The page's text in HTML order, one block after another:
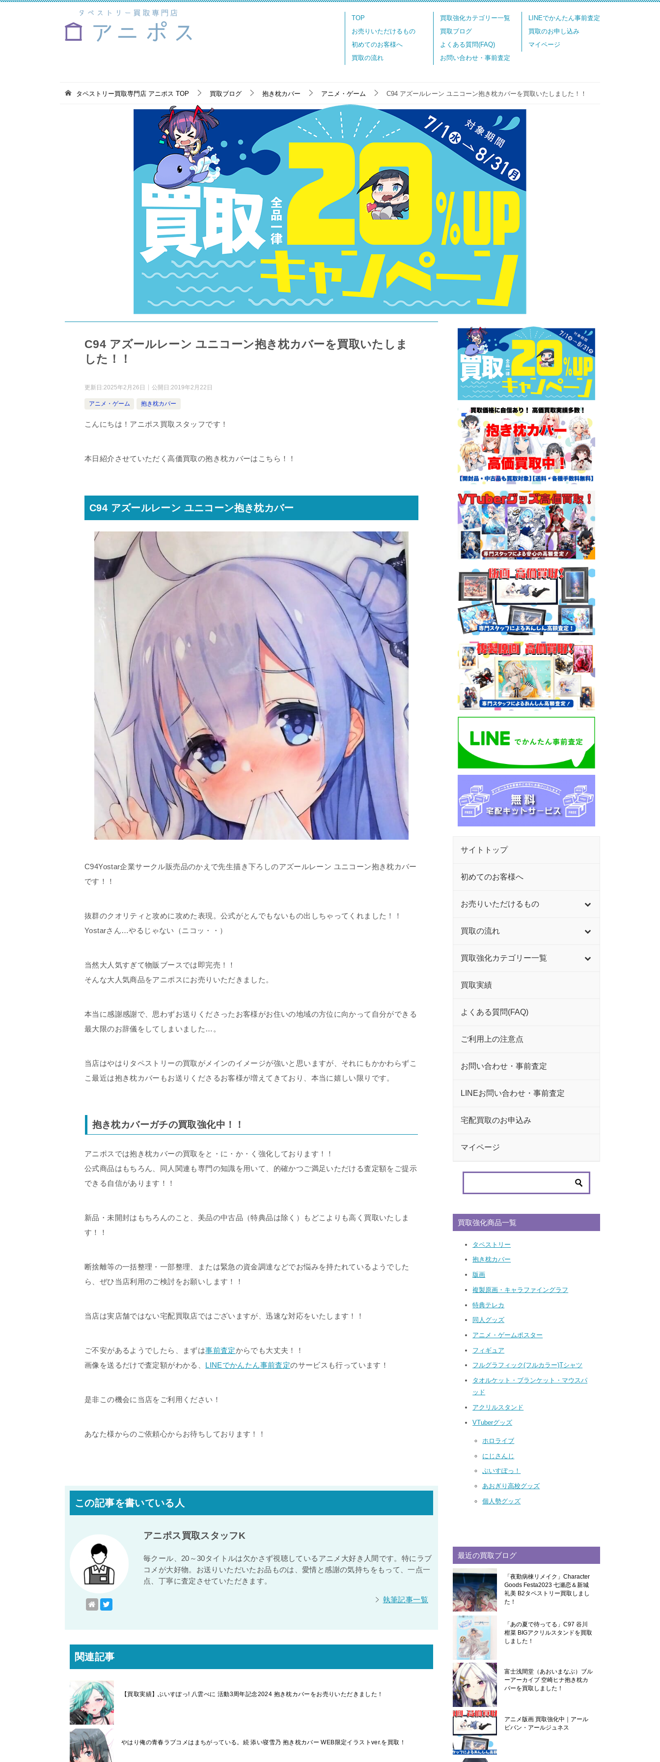
TOP
お売りいただけるもの
初めてのお客様へ
買取の流れ
買取強化カテゴリー一覧
買取ブログ
よくある質問(FAQ)
お問い合わせ・事前査定
LINEでかんたん事前査定
買取のお申し込み
マイページ
タペストリー買取専門店 アニポス TOP 買取ブログ 抱き枕カバー アニメ・ゲーム C94 アズールレーン ユニコーン抱き枕カバーを買取いたしました！！
C94 アズールレーン ユニコーン抱き枕カバーを買取いたしま
した！！
更新日:2025年2月26日 公開日:2019年2月22日
アニメ・ゲーム 抱き枕カバー
こんにちは！アニポス買取スタッフです！
本日紹介させていただく高価買取の抱き枕カバーはこちら！！
C94 アズールレーン ユニコーン抱き枕カバー
C94Yostar企業サークル販売品のかえで先生描き下ろしのアズールレーン ユニコーン抱き枕カバー
です！！
抜群のクオリティと攻めに攻めた表現。公式がとんでもないもの出しちゃってくれました！！
Yostarさん…やるじゃない（ニコッ・・）
当然大人気すぎて物販ブースでは即完売！！
そんな大人気商品をアニポスにお売りいただきました。
本当に感謝感謝で、思わずお送りくださったお客様がお住いの地域の方位に向かって自分ができる
最大限のお辞儀をしてしまいました…。
当店はやはりタペストリーの買取がメインのイメージが強いと思いますが、それにもかかわらずこ
こ最近は抱き枕カバーもお送りくださるお客様が増えてきており、本当に嬉しい限りです。
抱き枕カバーガチの買取強化中！！
アニポスでは抱き枕カバーの買取をと・に・か・く強化しております！！
公式商品はもちろん、同人関連も専門の知識を用いて、的確かつご満足いただける査定額をご提示
できる自信があります！！
新品・未開封はもちろんのこと、美品の中古品（特典品は除く）もどこよりも高く買取いたしま
す！！
断捨離等の一括整理・一部整理、または緊急の資金調達などでお悩みを持たれているようでした
ら、ぜひ当店利用のご検討をお願いします！！
当店は実店舗ではない宅配買取店ではございますが、迅速な対応をいたします！！
ご不安があるようでしたら、まずは事前査定からでも大丈夫！！
画像を送るだけで査定額がわかる、
LINEでかんたん事前査定のサービスも行っています！
是非この機会に当店をご利用ください！
あなた様からのご依頼心からお待ちしております！！
この記事を書いている人
アニポス買取スタッフK
毎クール、20～30タイトルは欠かさず視聴しているアニメ大好き人間です。特にラブ
コメが大好物。お送りいただいたお品ものは、愛情と感謝の気持ちをもって、一点一
点、丁寧に査定させていただきます。
執筆記事一覧
関連記事
【買取実績】ぶいすぽっ! 八雲べに 活動3周年記念2024 抱き枕カバーをお売りいただきました！
やはり俺の青春ラブコメはまちがっている。続 添い寝雪乃 抱き枕カバー WEB限定イラストver.を買取！
サイトトップ
初めてのお客様へ
お売りいただけるもの
買取の流れ
買取強化カテゴリー一覧
買取実績
よくある質問(FAQ)
ご利用上の注意点
お問い合わせ・事前査定
LINEお問い合わせ・事前査定
宅配買取のお申込み
マイページ
買取強化商品一覧
タペストリー
抱き枕カバー
版画
複製原画・キャラファイングラフ
特典テレカ
同人グッズ
アニメ・ゲームポスター
フィギュア
フルグラフィック(フルカラー)Tシャツ
タオルケット・ブランケット・マウスパ
ッド
アクリルスタンド
VTuberグッズ
ホロライブ
にじさんじ
ぶいすぽっ！
あおぎり高校グッズ
個人勢グッズ
最近の買取ブログ
「夜勤病棟リメイク」Character
Goods Festa2023 七瀬恋＆新城
礼美 B2タペストリー買取しまし
た！
「あの夏で待ってる」C97 谷川
柑菜 BIGアクリルスタンドを買取
しました！
富士浅間堂（あおいまなぶ）ブル
ーアーカイブ 空崎ヒナ抱き枕カ
バーを買取しました！
アニメ版画 買取強化中｜アール
ビバン・アールジュネス